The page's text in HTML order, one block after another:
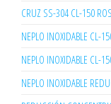
CRUZ SS-304 CL-150
NEPLO INOXIDABLE CL-
NEPLO INOXIDABLE CL-
NEPLO INOXIDABLE